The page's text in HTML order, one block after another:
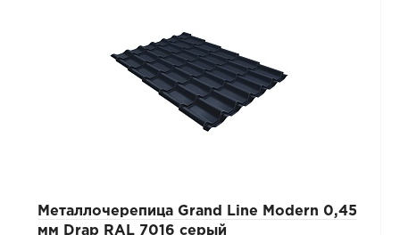
Металлочерепица Grand Line Modern 0,45
мм Drap RAL 7016 серый